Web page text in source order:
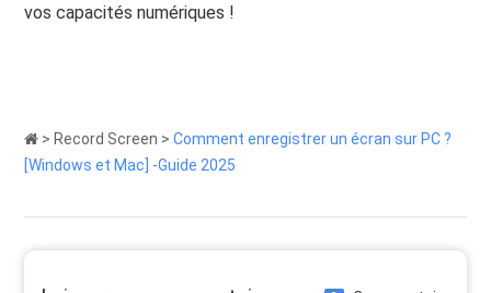
vos capacités numériques !
> Record Screen >Comment enregistrer un écran sur PC ?
[Windows et Mac] -Guide 2025